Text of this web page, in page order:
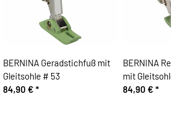
BERNINA Geradstichfuß mit
Gleitsohle # 53
84,90 € *
BERNINA
mit
84,90 € *